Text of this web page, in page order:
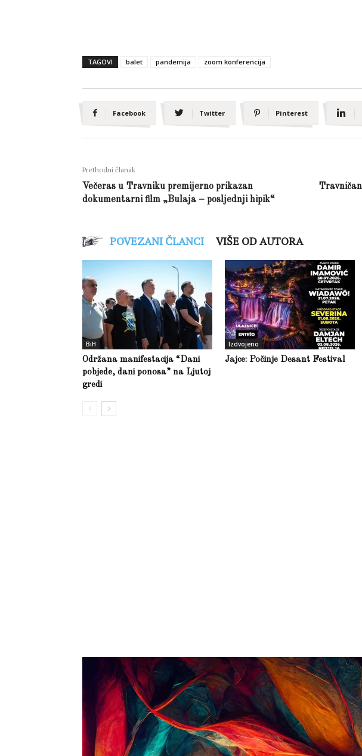
TAGOVI balet pandemija zoom konferencija
Facebook Twitter Pinterest
Prethodni članak
Večeras u Travniku premijerno prikazan
dokumentarni film „Bulaja – posljednji hipik“
POVEZANI ČLANCI VIŠE OD AUTORA
BiH
Održana manifestacija “Dani
pobjede, dani ponosa” na Ljutoj
gredi
Izdvojeno
Jajce: Počinje Desant Festival